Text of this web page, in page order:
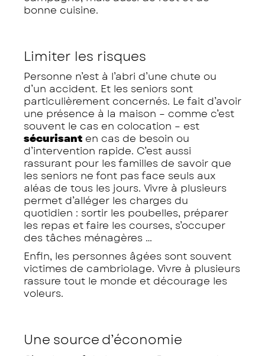
bonne cuisine.
Limiter les risques
Personne n’est à l’abri d’une chute ou
d’un accident. Et les seniors sont
particulièrement concernés. Le fait d’avoir
une présence à la maison – comme c’est
souvent le cas en colocation – est
sécurisant en cas de besoin ou
d’intervention rapide. C’est aussi
rassurant pour les familles de savoir que
les seniors ne font pas face seuls aux
aléas de tous les jours. Vivre à plusieurs
permet d’alléger les charges du
quotidien : sortir les poubelles, préparer
les repas et faire les courses, s’occuper
des tâches ménagères …
Enfin, les personnes âgées sont souvent
victimes de cambriolage. Vivre à plusieurs
rassure tout le monde et décourage les
voleurs.
Une source d’économie